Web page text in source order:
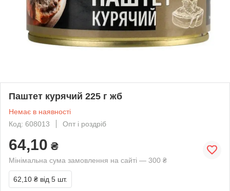
Паштет курячий 225 г жб
Немає в наявності
Код: 608013
Опт і роздріб
64,10 ₴
Мінімальна сума замовлення на сайті — 300 ₴
62,10 ₴ від 5 шт.